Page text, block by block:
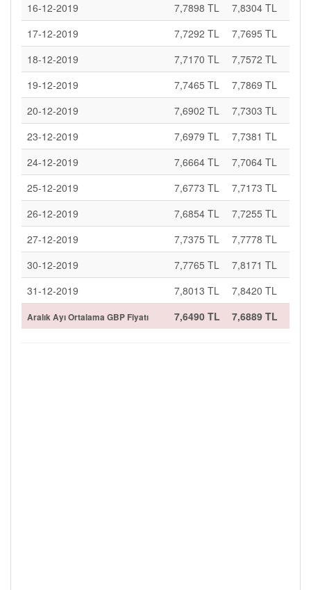
16-12-2019
7,7898 TL
7,8304 TL
17-12-2019
7,7292 TL
7,7695 TL
18-12-2019
7,7170 TL
7,7572 TL
19-12-2019
7,7465 TL
7,7869 TL
20-12-2019
7,6902 TL
7,7303 TL
23-12-2019
7,6979 TL
7,7381 TL
24-12-2019
7,6664 TL
7,7064 TL
25-12-2019
7,6773 TL
7,7173 TL
26-12-2019
7,6854 TL
7,7255 TL
27-12-2019
7,7375 TL
7,7778 TL
30-12-2019
7,7765 TL
7,8171 TL
31-12-2019
7,8013 TL 7,8420 TL
Aralık Ayı Ortalama GBP Fiyatı 7,6490 TL 7,6889 TL